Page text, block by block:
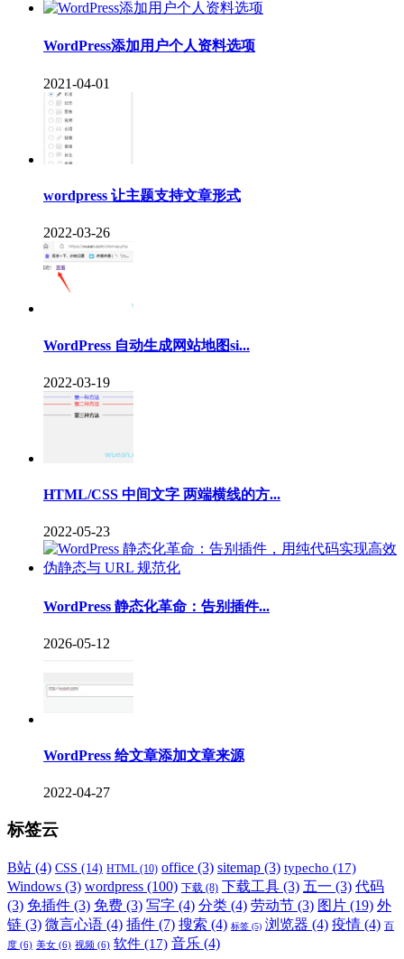
WordPress添加用户个人资料选项
2021-04-01
wordpress 让主题支持文章形式
2022-03-26
WordPress 自动生成网站地图si...
2022-03-19
HTML/CSS 中间文字 两端横线的方...
2022-05-23
WordPress 静态化革命：告别插件...
2026-05-12
WordPress 给文章添加文章来源
2022-04-27
标签云
B站 (4) CSS (14) HTML (10) office (3) sitemap (3) typecho (17)
Windows (3) wordpress (100) 下载 (8) 下载工具 (3) 五一 (3) 代码
(3) 免插件 (3) 免费 (3) 写字 (4) 分类 (4) 劳动节 (3) 图片 (19) 外
链 (3) 微言心语 (4) 插件 (7) 搜索 (4) 标签 (5) 浏览器 (4) 疫情 (4) 百
度 (6) 美女 (6) 视频 (6) 软件 (17) 音乐 (4)